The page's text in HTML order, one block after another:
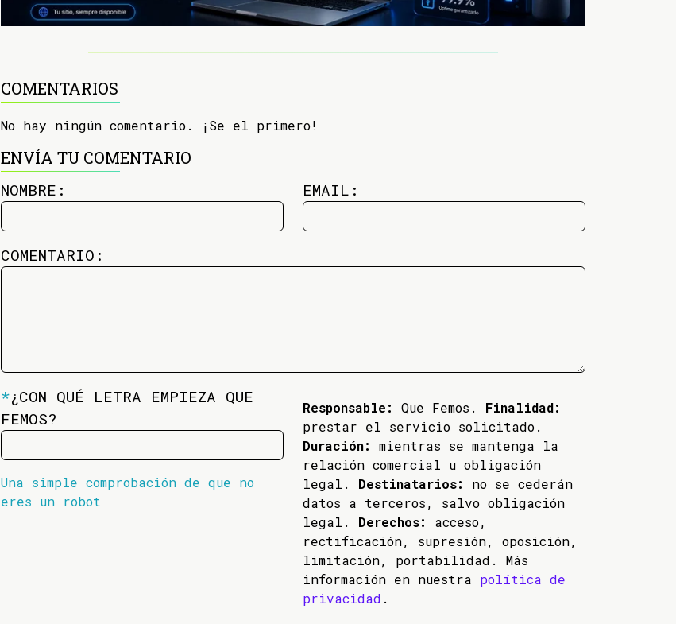
COMENTARIOS
No hay ningún comentario. ¡Se el primero!
ENVÍA TU COMENTARIO
NOMBRE: EMAIL:
COMENTARIO:
*¿CON QUÉ LETRA EMPIEZA QUE
FEMOS?
Una simple comprobación de que no
eres un robot
Responsable: Que Femos. Finalidad:
prestar el servicio solicitado.
Duración:
mientras se mantenga la
relación comercial u obligación
legal. Destinatarios:
no se cederán
datos a terceros, salvo obligación
legal. Derechos:
acceso,
rectificación, supresión, oposición,
limitación, portabilidad. Más
información en nuestra política de
privacidad .